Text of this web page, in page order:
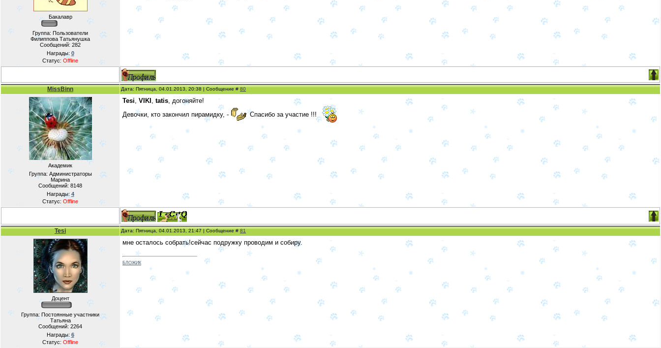
Бакалавр
Группа: Пользователи
Филиппова Татьянушка
Сообщений: 282
Награды: 0
Статус: Offline
MissBinn Дата: Пятница, 04.01.2013, 20:38 | Сообщение #80
Академик
Группа: Администраторы
Марина
Сообщений: 8148
Награды: 4
Статус: Offline
Tesi VIKI tatis , догоняйте!
Девочки, кто закончил пирамидку, -
Спасибо за участие !!!
Tesi Дата: Пятница, 04.01.2013, 21:47 | Сообщение #81
Доцент
Группа: Постоянные участники
Татьяна
Сообщений: 2264
Награды: 6
Статус: Offline
мне осталось собрать!сейчас подружку проводим и собиру.
БЛОЖИК